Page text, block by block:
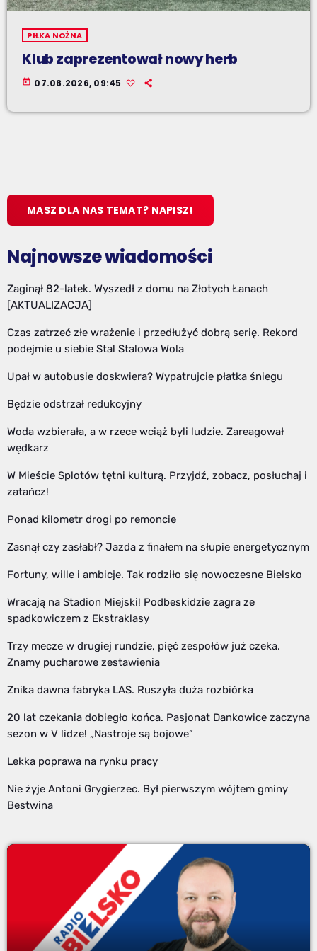
PIŁKA NOŻNA
Klub zaprezentował nowy herb
today 07.08.2026, 09:45
MASZ DLA NAS TEMAT? NAPISZ!
Najnowsze wiadomości
Zaginął 82-latek. Wyszedł z domu na Złotych Łanach
[AKTUALIZACJA]
Czas zatrzeć złe wrażenie i przedłużyć dobrą serię. Rekord
podejmie u siebie Stal Stalowa Wola
Upał w autobusie doskwiera? Wypatrujcie płatka śniegu
Będzie odstrzał redukcyjny
Woda wzbierała, a w rzece wciąż byli ludzie. Zareagował
wędkarz
W Mieście Splotów tętni kulturą. Przyjdź, zobacz, posłuchaj i
zatańcz!
Ponad kilometr drogi po remoncie
Zasnął czy zasłabł? Jazda z finałem na słupie energetycznym
Fortuny, wille i ambicje. Tak rodziło się nowoczesne Bielsko
Wracają na Stadion Miejski! Podbeskidzie zagra ze
spadkowiczem z Ekstraklasy
Trzy mecze w drugiej rundzie, pięć zespołów już czeka.
Znamy pucharowe zestawienia
Znika dawna fabryka LAS. Ruszyła duża rozbiórka
20 lat czekania dobiegło końca. Pasjonat Dankowice zaczyna
sezon w V lidze! „Nastroje są bojowe”
Lekka poprawa na rynku pracy
Nie żyje Antoni Grygierzec. Był pierwszym wójtem gminy
Bestwina